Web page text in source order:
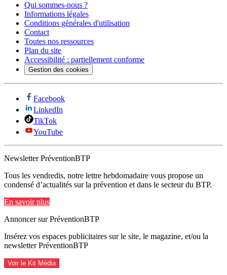
Qui sommes-nous ?
Informations légales
Conditions générales d'utilisation
Contact
Toutes nos ressources
Plan du site
Accessibilité : partiellement conforme
Gestion des cookies
Facebook
LinkedIn
TikTok
YouTube
Newsletter PréventionBTP
Tous les vendredis, notre lettre hebdomadaire vous propose un
condensé d’actualités sur la prévention et dans le secteur du BTP.
En savoir plus
Annoncer sur PréventionBTP
Insérez vos espaces publicitaires sur le site, le magazine, et/ou la
newsletter PréventionBTP
Voir le Kit Média